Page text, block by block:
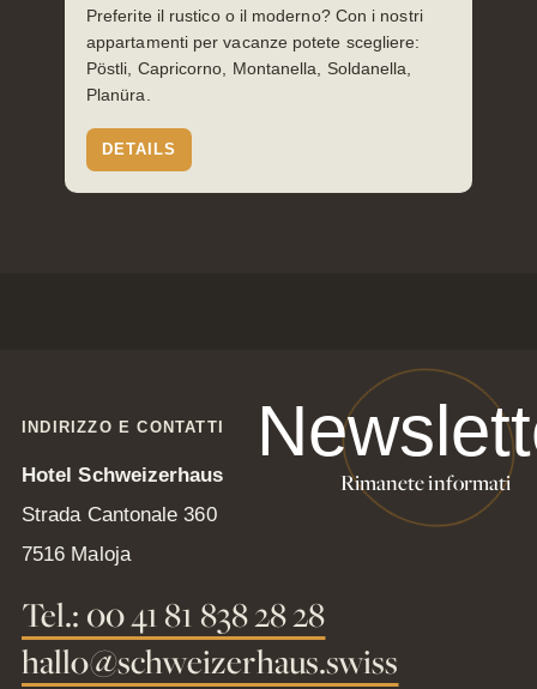
Preferite il rustico o il moderno? Con i nostri
appartamenti per vacanze potete scegliere:
Pöstli, Capricorno, Montanella, Soldanella,
Planüra.
DETAILS
Rimanete informati
INDIRIZZO E CONTATTI
Hotel Schweizerhaus
Strada Cantonale 360
7516 Maloja
Tel.: 00 41 81 838 28 28
hallo@schweizerhaus.swiss